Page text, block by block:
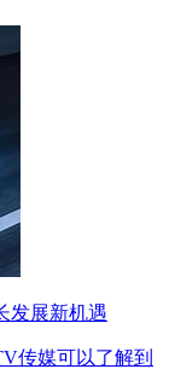
发展新机遇
传媒可以了解到